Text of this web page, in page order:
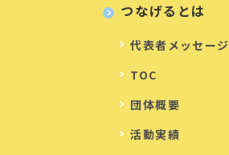
つなげるとは
代表者メッセージ
TOC
団体概要
活動実績